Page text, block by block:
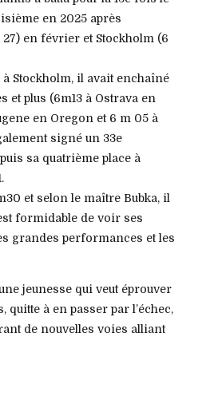
en 2025 après
en février et Stockholm (6
Stockholm, il avait enchaîné
et plus (6m13 à Ostrava en
en Oregon et 6 m 05 à
signé un 33e
sa quatrième place à
et selon le maître Bubka, il
formidable de voir ses
grandes performances et les
jeunesse qui veut éprouver
quitte à en passer par l’échec,
de nouvelles voies alliant